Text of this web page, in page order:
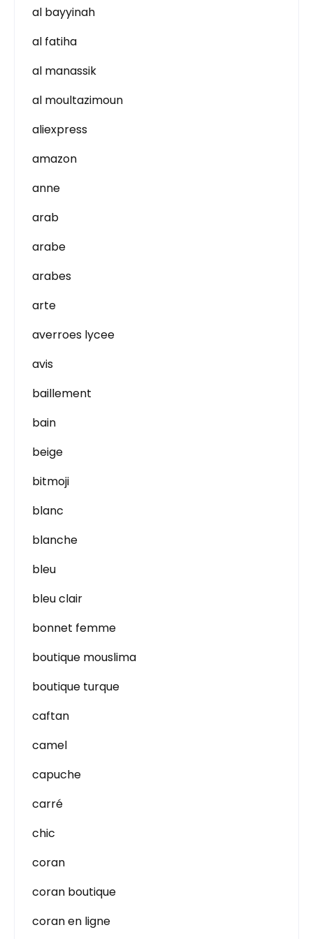
al bayyinah
al fatiha
al manassik
al moultazimoun
aliexpress
amazon
anne
arab
arabe
arabes
arte
averroes lycee
avis
baillement
bain
beige
bitmoji
blanc
blanche
bleu
bleu clair
bonnet femme
boutique mouslima
boutique turque
caftan
camel
capuche
carré
chic
coran
coran boutique
coran en ligne